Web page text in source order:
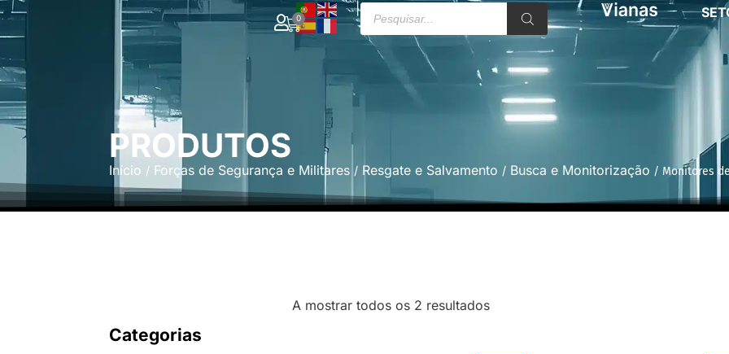
0
|
PRODUTOS
Início / Forças de Segurança e Militares / Resgate e Salvamento / Busca e Monitorização / Monitores
Categorias
A mostrar todos os 2 resultados